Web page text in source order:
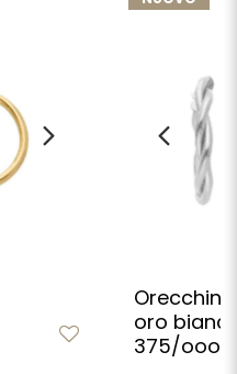
Orecchini
oro
375/ooo